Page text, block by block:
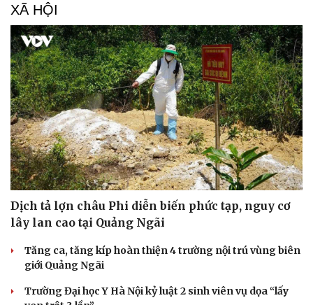
XÃ HỘI
Dịch tả lợn châu Phi diễn biến phức tạp, nguy cơ
lây lan cao tại Quảng Ngãi
Tăng ca, tăng kíp hoàn thiện 4 trường nội trú vùng biên
giới Quảng Ngãi
Trường Đại học Y Hà Nội kỷ luật 2 sinh viên vụ dọa “lấy